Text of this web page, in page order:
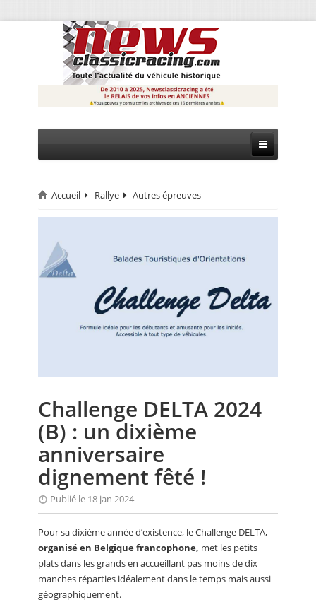
CIRCUIT
MONTAGNE
EVÈNEMENTS
ANNUAIRES
PETITES ANNONCES
Accueil Rallye Autres épreuves
Challenge DELTA 2024
(B) : un dixième
anniversaire
dignement fêté !
Publié le 18 jan 2024
Pour sa dixième année d’existence, le Challenge DELTA,
organisé en Belgique francophone, met les petits
plats dans les grands en accueillant pas moins de dix
manches réparties idéalement dans le temps mais aussi
géographiquement.